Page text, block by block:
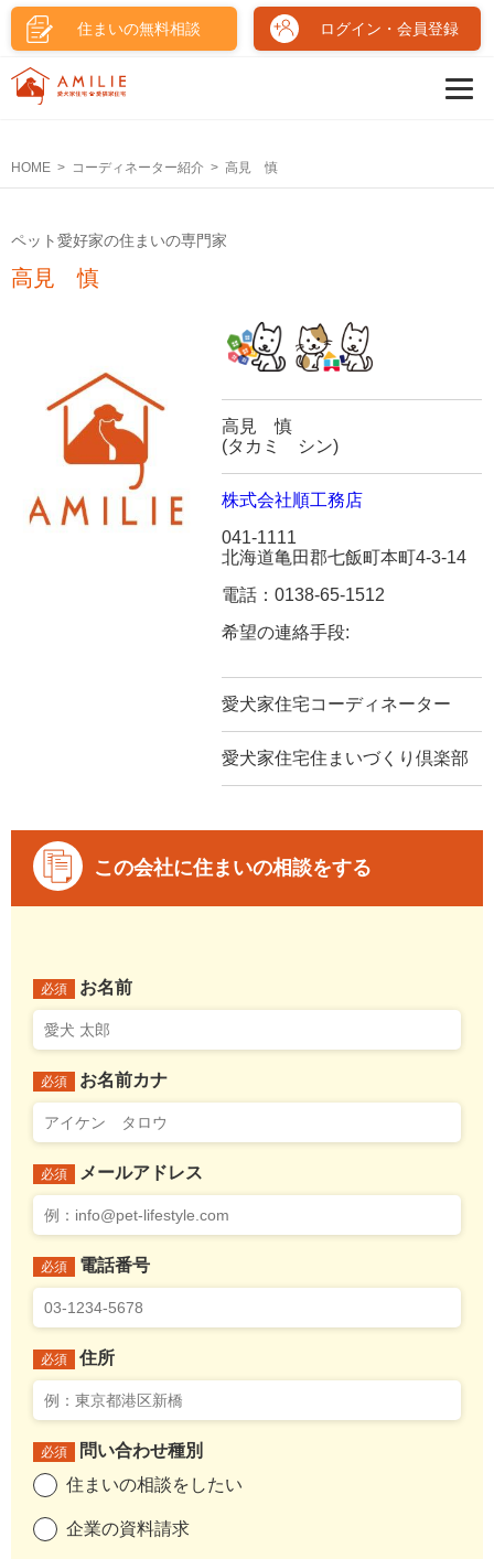
住まいの無料相談 ログイン・会員登録
HOME コーディネーター紹介 高見 慎
ペット愛好家の住まいの専門家
高見 慎
高見 慎
(タカミ シン)
株式会社順工務店
041-1111
北海道亀田郡七飯町本町4-3-14
電話：0138-65-1512
希望の連絡手段:
愛犬家住宅コーディネーター
愛犬家住宅住まいづくり倶楽部
この会社に住まいの相談をする
必須 お名前
必須 お名前カナ
必須 メールアドレス
必須 電話番号
必須 住所
必須
問い合わせ種別
住まいの相談をしたい
企業の資料請求